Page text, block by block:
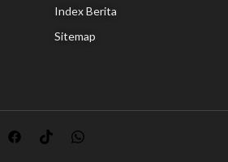
Index Berita
Sitemap